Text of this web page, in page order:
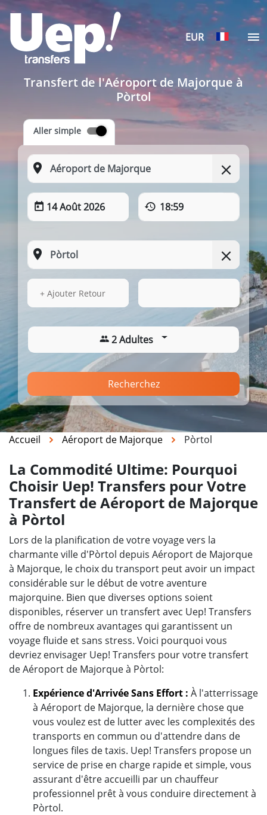
EUR
Transfert de l'Aéroport de Majorque à
Pòrtol
Aller simple
14 Août 2026 18:59
14 Août 2026
+ Ajouter Retour
2 Adultes
Recherchez
Accueil Aéroport de Majorque Pòrtol
La Commodité Ultime: Pourquoi
Choisir Uep! Transfers pour Votre
Transfert de Aéroport de Majorque
à Pòrtol
Lors de la planification de votre voyage vers la
charmante ville d'Pòrtol depuis Aéroport de Majorque
à Majorque, le choix du transport peut avoir un impact
considérable sur le début de votre aventure
majorquine. Bien que diverses options soient
disponibles, réserver un transfert avec Uep! Transfers
offre de nombreux avantages qui garantissent un
voyage fluide et sans stress. Voici pourquoi vous
devriez envisager Uep! Transfers pour votre transfert
de Aéroport de Majorque à Pòrtol:
Expérience d'Arrivée Sans Effort : À l'atterrissage
à Aéroport de Majorque, la dernière chose que
vous voulez est de lutter avec les complexités des
transports en commun ou d'attendre dans de
longues files de taxis. Uep! Transfers propose un
service de prise en charge rapide et simple, vous
assurant d'être accueilli par un chauffeur
professionnel prêt à vous conduire directement à
Pòrtol.